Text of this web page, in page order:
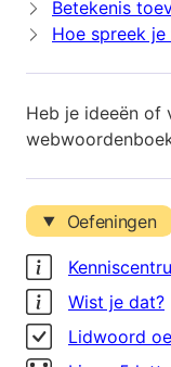
Betekenis
Hoe spreek
Heb je ideeën of
Oefeningen
Wist je dat?
Lidwoord